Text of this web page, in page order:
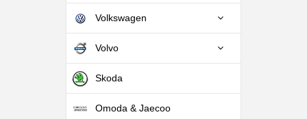
Volkswagen
Volvo
Skoda
Omoda & Jaecoo